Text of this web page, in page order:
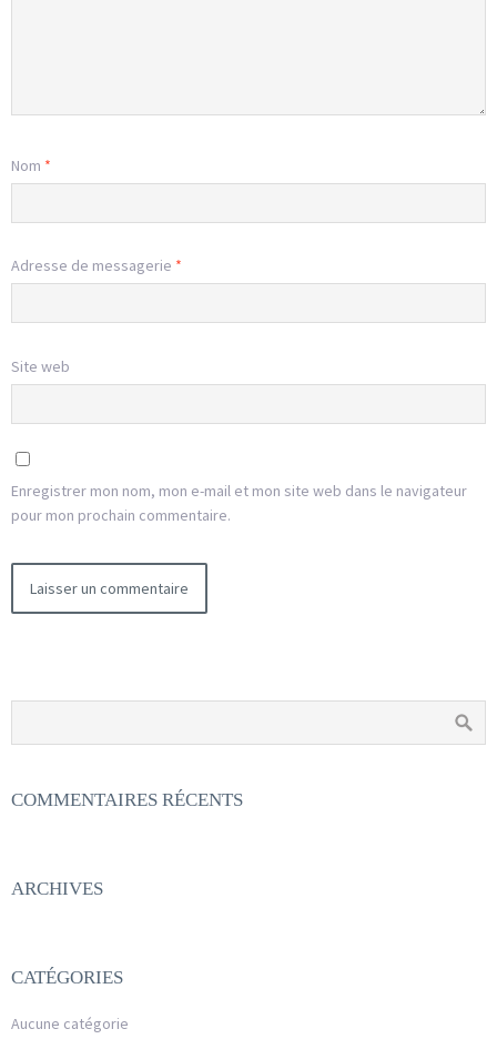
Nom *
Adresse de messagerie *
Site web
Enregistrer mon nom, mon e-mail et mon site web dans le navigateur
pour mon prochain commentaire.
COMMENTAIRES RÉCENTS
ARCHIVES
CATÉGORIES
Aucune catégorie